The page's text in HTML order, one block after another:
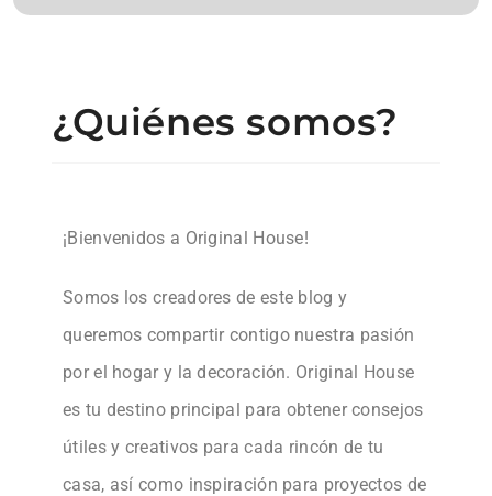
¿Quiénes somos?
¡Bienvenidos a Original House!
Somos los creadores de este blog y
queremos compartir contigo nuestra pasión
por el hogar y la decoración. Original House
es tu destino principal para obtener consejos
útiles y creativos para cada rincón de tu
casa, así como inspiración para proyectos de